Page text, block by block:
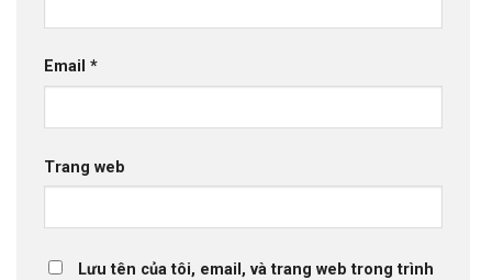
Email *
Trang web
Lưu tên của tôi, email, và trang web trong trình